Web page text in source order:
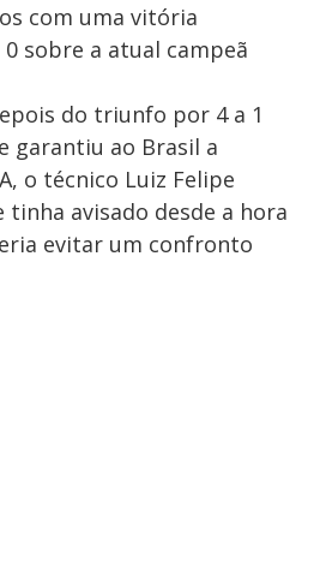
com uma vitória
sobre a atual campeã
do triunfo por 4 a 1
garantiu ao Brasil a
o técnico Luiz Felipe
avisado desde a hora
evitar um confronto